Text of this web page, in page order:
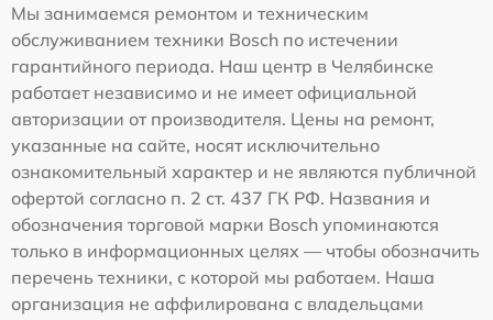
Мы занимаемся ремонтом и техническим
обслуживанием техники Bosch по истечении
гарантийного периода. Наш центр в Челябинске
работает независимо и не имеет официальной
авторизации от производителя. Цены на ремонт,
указанные на сайте, носят исключительно
ознакомительный характер и не являются публичной
офертой согласно п. 2 ст. 437 ГК РФ. Названия и
обозначения торговой марки Bosch упоминаются
только в информационных целях — чтобы обозначить
перечень техники, с которой мы работаем. Наша
организация не аффилирована с владельцами